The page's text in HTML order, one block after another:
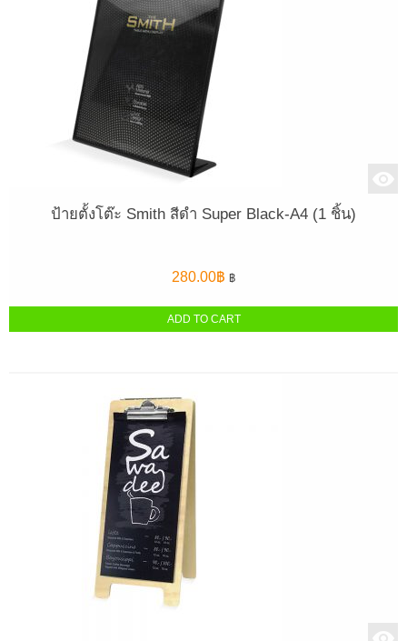
ป้ายตั้งโต๊ะ Smith สีดำ Super Black-A4 (1 ชิ้น)
280.00฿ ฿
ADD TO CART